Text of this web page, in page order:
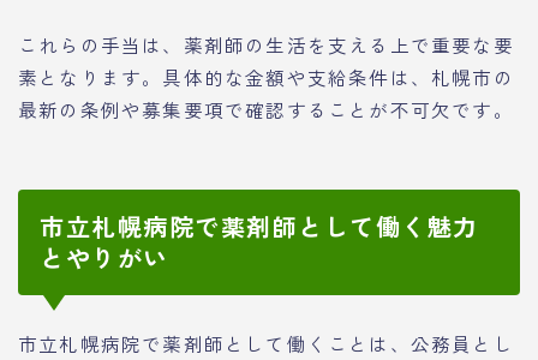
これらの手当は、薬剤師の生活を支える上で重要な要
素となります。具体的な金額や支給条件は、札幌市の
最新の条例や募集要項で確認することが不可欠です。
市立札幌病院で薬剤師として働く魅力
とやりがい
市立札幌病院で薬剤師として働くことは、公務員とし